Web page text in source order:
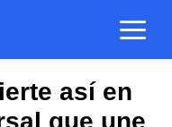
así en
que une